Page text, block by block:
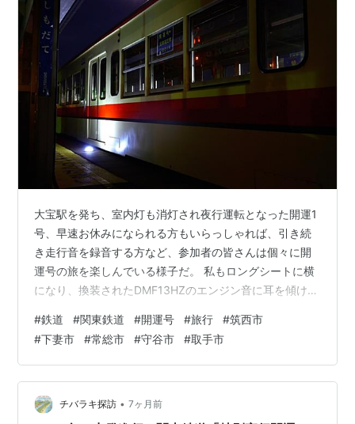
大宝駅を発ち、室内灯も消灯され夜行運転となった開運1
号、早速お休みになられる方もいらっしゃれば、引き続
き走行音を録音する方など、参加者の皆さんは個々に開
運号の旅を楽しんでいる様子だ。 私もロングシートに横
になり、換装されたDMF13HZのエンジン音に耳を傾け
など早々ないので貴重な体験となった。 1時51分、列車
は常総線の終点、下館駅に到着。ホームに降りると雲の
隙間から月光が出迎えてくれた。 月夜の晩、下館駅に停
車する開運1号 下館駅の発車時刻は2時40分、同駅で再び
開運2号とも並ぶようだか私も疲れが出始めたので暫しの
#鉄道 #関東鉄道 #開運号 #旅行 #筑西市
#下妻市 #常総市 #守谷市 #取手市
チバラキ探訪 • 7ヶ月前